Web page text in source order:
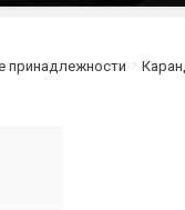
принадлежности